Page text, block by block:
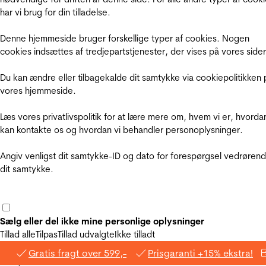
har vi brug for din tilladelse.
Denne hjemmeside bruger forskellige typer af cookies. Nogen
cookies indsættes af tredjepartstjenester, der vises på vores
Du kan ændre eller tilbagekalde dit samtykke via cookiepolitikken
vores hjemmeside.
Læs vores privatlivspolitik for at lære mere om, hvem vi er,
kan kontakte os og hvordan vi behandler personoplysninger.
Angiv venligst dit samtykke-ID og dato for forespørgsel
dit samtykke.
Sælg eller del ikke mine personlige oplysninger
Tillad alleTilpasTillad udvalgteIkke tilladt
Gratis fragt over 599,- Prisgaranti +15% ekstra!